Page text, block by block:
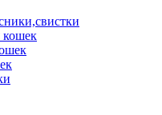
кошек